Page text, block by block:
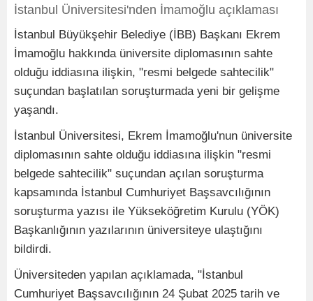
İstanbul Üniversitesi'nden İmamoğlu açıklaması
İstanbul Büyükşehir Belediye (İBB) Başkanı Ekrem
İmamoğlu hakkında üniversite diplomasının sahte
olduğu iddiasına ilişkin, "resmi belgede sahtecilik"
suçundan başlatılan soruşturmada yeni bir gelişme
yaşandı.
İstanbul Üniversitesi, Ekrem İmamoğlu'nun üniversite
diplomasının sahte olduğu iddiasına ilişkin "resmi
belgede sahtecilik" suçundan açılan soruşturma
kapsamında İstanbul Cumhuriyet Başsavcılığının
soruşturma yazısı ile Yükseköğretim Kurulu (YÖK)
Başkanlığının yazılarının üniversiteye ulaştığını
bildirdi.
Üniversiteden yapılan açıklamada, "İstanbul
Cumhuriyet Başsavcılığının 24 Şubat 2025 tarih ve